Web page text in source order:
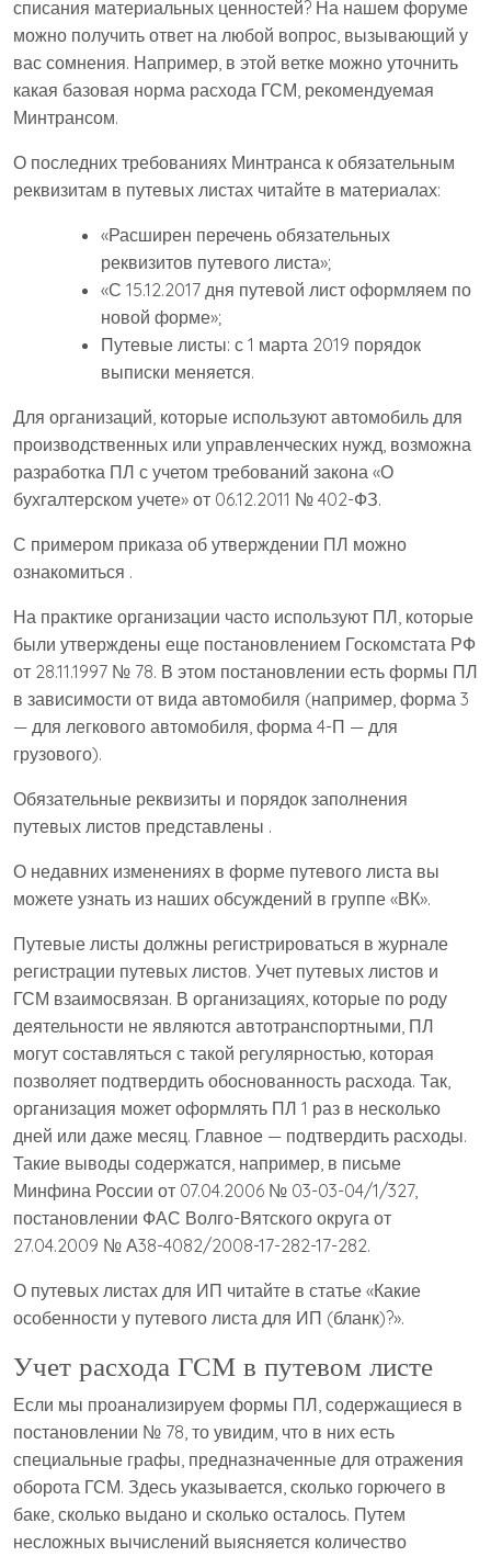
списания материальных ценностей? На нашем форуме
можно получить ответ на любой вопрос, вызывающий у
вас сомнения. Например, в этой ветке можно уточнить
какая базовая норма расхода ГСМ, рекомендуемая
Минтрансом.
О последних требованиях Минтранса к обязательным
реквизитам в путевых листах читайте в материалах:
«Расширен перечень обязательных
реквизитов путевого листа»;
«С 15.12.2017 дня путевой лист оформляем по
новой форме»;
Путевые листы: с 1 марта 2019 порядок
выписки меняется.
Для организаций, которые используют автомобиль для
производственных или управленческих нужд, возможна
разработка ПЛ с учетом требований закона «О
бухгалтерском учете» от 06.12.2011 № 402-ФЗ.
С примером приказа об утверждении ПЛ можно
ознакомиться .
На практике организации часто используют ПЛ, которые
были утверждены еще постановлением Госкомстата РФ
от 28.11.1997 № 78. В этом постановлении есть формы ПЛ
в зависимости от вида автомобиля (например, форма 3
— для легкового автомобиля, форма 4-П — для
грузового).
Обязательные реквизиты и порядок заполнения
путевых листов представлены .
О недавних изменениях в форме путевого листа вы
можете узнать из наших обсуждений в группе «ВК».
Путевые листы должны регистрироваться в журнале
регистрации путевых листов. Учет путевых листов и
ГСМ взаимосвязан. В организациях, которые по роду
деятельности не являются автотранспортными, ПЛ
могут составляться с такой регулярностью, которая
позволяет подтвердить обоснованность расхода. Так,
организация может оформлять ПЛ 1 раз в несколько
дней или даже месяц. Главное — подтвердить расходы.
Такие выводы содержатся, например, в письме
Минфина России от 07.04.2006 № 03-03-04/1/327,
постановлении ФАС Волго-Вятского округа от
27.04.2009 № А38-4082/2008-17-282-17-282.
О путевых листах для ИП читайте в статье «Какие
особенности у путевого листа для ИП (бланк)?».
Учет расхода ГСМ в путевом листе
Если мы проанализируем формы ПЛ, содержащиеся в
постановлении № 78, то увидим, что в них есть
специальные графы, предназначенные для отражения
оборота ГСМ. Здесь указывается, сколько горючего в
баке, сколько выдано и сколько осталось. Путем
несложных вычислений выясняется количество